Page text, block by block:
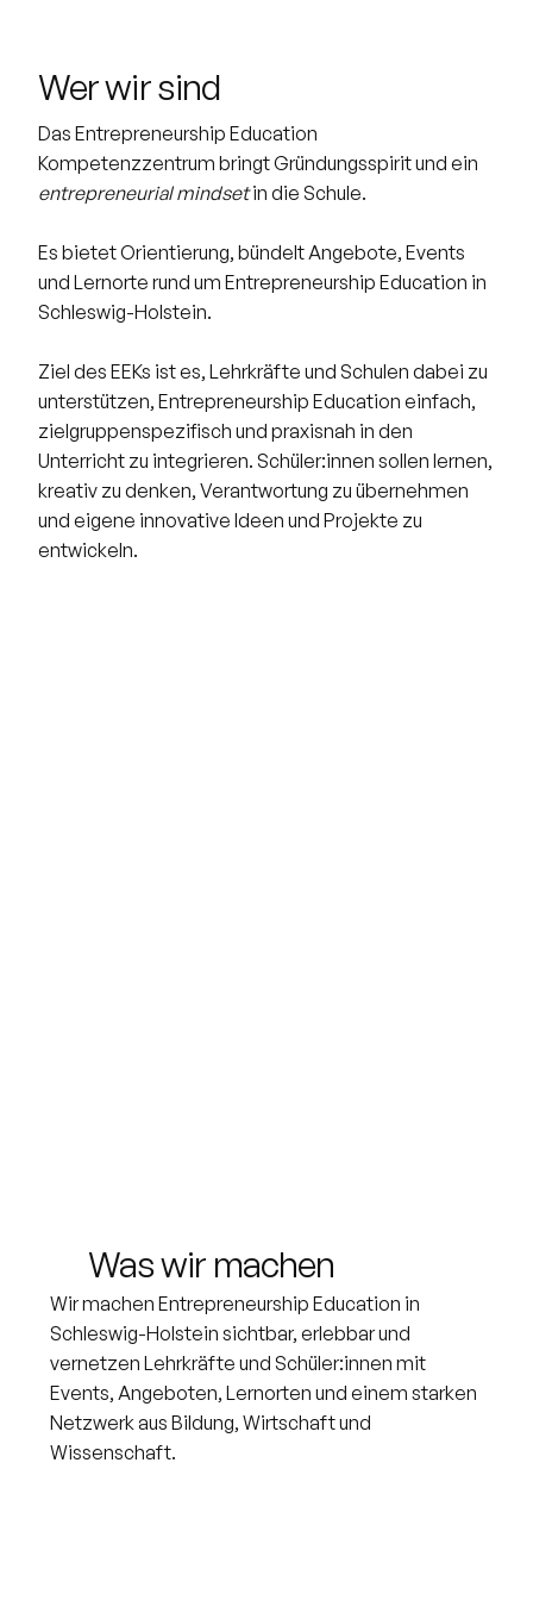
Wer wir sind
Das Entrepreneurship Education
Kompetenzzentrum bringt Gründungsspirit und ein
entrepreneurial mindsetin die Schule.
Es bietet Orientierung, bündelt Angebote, Events
und Lernorte rund um Entrepreneurship Education in
Schleswig-Holstein.
Ziel des EEKs ist es, Lehrkräfte und Schulen dabei zu
unterstützen, Entrepreneurship Education einfach,
zielgruppenspezifisch und praxisnah in den
Unterricht zu integrieren. Schüler:innen sollen lernen,
kreativ zu denken, Verantwortung zu übernehmen
und eigene innovative Ideen und Projekte zu
entwickeln.
Was wir machen
Wir machen Entrepreneurship Education in
Schleswig-Holstein sichtbar, erlebbar und
vernetzen Lehrkräfte und Schüler:innen mit
Events, Angeboten, Lernorten und einem starken
Netzwerk aus Bildung, Wirtschaft und
Wissenschaft.